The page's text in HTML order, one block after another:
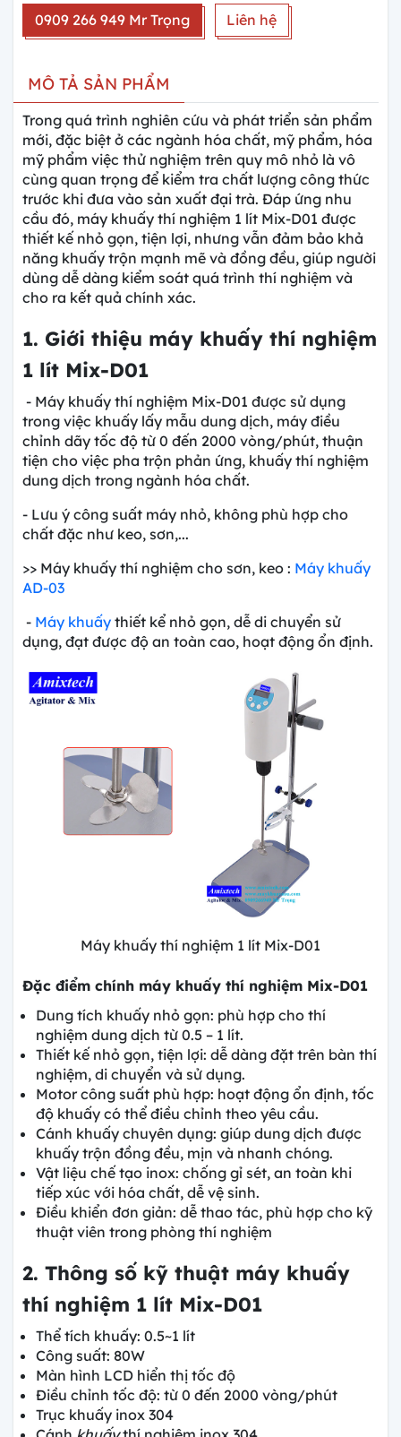
0909 266 949 Mr Trọng Liên hệ
MÔ TẢ SẢN PHẨM
Trong quá trình nghiên cứu và phát triển sản phẩm
mới, đặc biệt ở các ngành hóa chất, mỹ phẩm, hóa
mỹ phẩm việc thử nghiệm trên quy mô nhỏ là vô
cùng quan trọng để kiểm tra chất lượng công thức
trước khi đưa vào sản xuất đại trà. Đáp ứng nhu
cầu đó, máy khuấy thí nghiệm 1 lít Mix-D01 được
thiết kế nhỏ gọn, tiện lợi, nhưng vẫn đảm bảo khả
năng khuấy trộn mạnh mẽ và đồng đều, giúp người
dùng dễ dàng kiểm soát quá trình thí nghiệm và
cho ra kết quả chính xác.
1. Giới thiệu máy khuấy thí nghiệm
1 lít Mix-D01
- Máy khuấy thí nghiệm Mix-D01 được sử dụng
trong việc khuấy lấy mẫu dung dịch, máy điều
chỉnh dãy tốc độ từ 0 đến 2000 vòng/phút, thuận
tiện cho việc pha trộn phản ứng, khuấy thí nghiệm
dung dịch trong ngành hóa chất.
- Lưu ý công suất máy nhỏ, không phù hợp cho
chất đặc như keo, sơn,...
>> Máy khuấy thí nghiệm cho sơn, keo : Máy khuấy
AD-03
- Máy khuấy thiết kể nhỏ gọn, dễ di chuyển sử
dụng, đạt được độ an toàn cao, hoạt động ổn định.
Máy khuấy thí nghiệm 1 lít Mix-D01
Đặc điểm chính máy khuấy thí nghiệm Mix-D01
Dung tích khuấy nhỏ gọn: phù hợp cho thí
nghiệm dung dịch từ 0.5 – 1 lít.
Thiết kế nhỏ gọn, tiện lợi: dễ dàng đặt trên bàn thí
nghiệm, di chuyển và sử dụng.
Motor công suất phù hợp: hoạt động ổn định, tốc
độ khuấy có thể điều chỉnh theo yêu cầu.
Cánh khuấy chuyên dụng: giúp dung dịch được
khuấy trộn đồng đều, mịn và nhanh chóng.
Vật liệu chế tạo inox: chống gỉ sét, an toàn khi
tiếp xúc với hóa chất, dễ vệ sinh.
Điều khiển đơn giản: dễ thao tác, phù hợp cho kỹ
thuật viên trong phòng thí nghiệm
2. Thông số kỹ thuật máy khuấy
thí nghiệm 1 lít Mix-D01
Thể tích khuấy: 0.5~1 lít
Công suất: 80W
Màn hình LCD hiển thị tốc độ
Điều chỉnh tốc độ: từ 0 đến 2000 vòng/phút
Trục khuấy inox 304